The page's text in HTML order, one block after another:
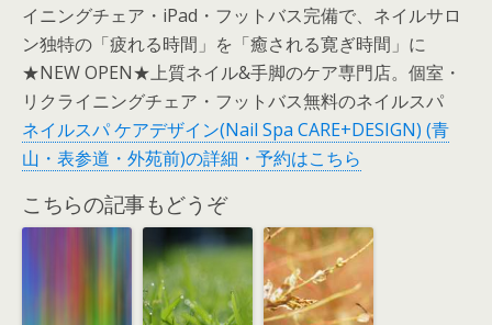
イニングチェア・iPad・フットバス完備で、ネイルサロ
ン独特の「疲れる時間」を「癒される寛ぎ時間」に
★NEW OPEN★上質ネイル&手脚のケア専門店。個室・
リクライニングチェア・フットバス無料のネイルスパ
ネイルスパ ケアデザイン(Nail Spa CARE+DESIGN) (青
山・表参道・外苑前)の詳細・予約はこちら
こちらの記事もどうぞ